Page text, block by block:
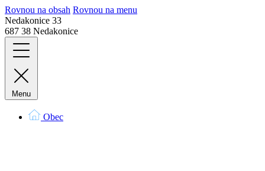
Rovnou na obsah Rovnou na menu
Nedakonice 33
687 38 Nedakonice
Menu
Obec